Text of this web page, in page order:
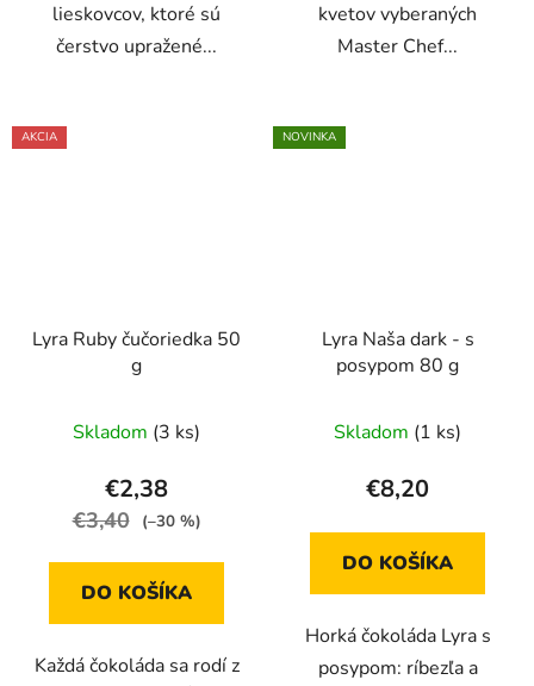
lieskovcov, ktoré sú
čerstvo upražené...
kvetov vyberaných
Master Chef...
AKCIA
Lyra Ruby čučoriedka 50
g
Skladom (3 ks)
€2,38
€3,40 (–30 %)
DO KOŠÍKA
Každá čokoláda sa rodí z
NOVINKA
Lyra Naša dark - s
posypom 80 g
Skladom (1 ks)
€8,20
DO KOŠÍKA
Horká čokoláda Lyra s
posypom: ríbezľa a